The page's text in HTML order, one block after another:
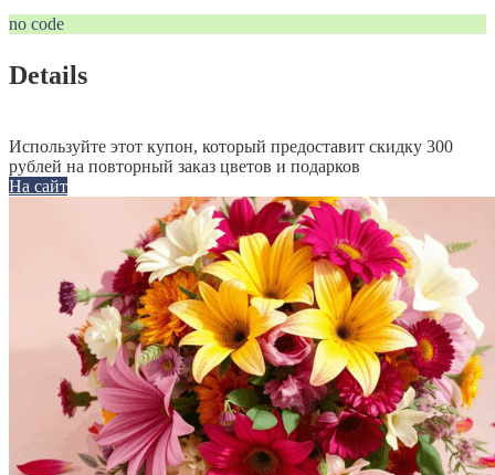
no code
Details
Используйте этот купон, который предоставит скидку 300
рублей на повторный заказ цветов и подарков
На сайт